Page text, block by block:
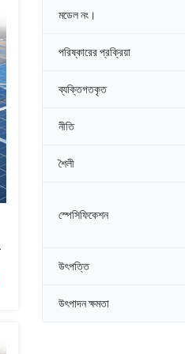
মডেল নং।
পরিষ্কারের প্রক্রিয়া
ব্যক্তিগতকৃত
নীতি
শৈলী
স্পেসিফিকেশন
উৎপত্তি
উৎপাদন ক্ষমতা